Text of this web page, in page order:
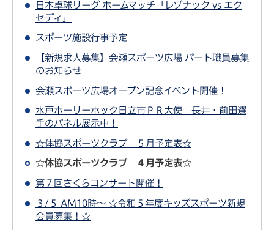
日本卓球リーグ ホームマッチ「レゾナック vs エク
セディ」
スポーツ施設行事予定
【新規求人募集】会瀬スポーツ広場 パート職員募集
のお知らせ
会瀬スポーツ広場オープン記念イベント開催！
水戸ホーリーホック日立市ＰＲ大使 長井・前田選
手のパネル展示中！
☆体協スポーツクラブ ５月予定表☆
☆体協スポーツクラブ ４月予定表☆
第７回さくらコンサート開催！
３/５ AM10時～ ☆令和５年度キッズスポーツ新規
会員募集！☆